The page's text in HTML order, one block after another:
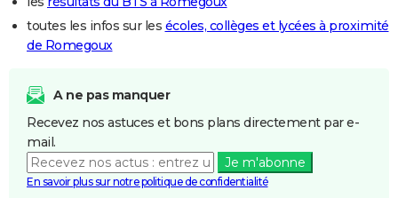
toutes les infos sur les écoles, collèges et lycées à proximité
de Romegoux
A ne pas manquer
Recevez nos astuces et bons plans directement par e-
mail.
Je m'abonne
En savoir plus sur notre politique de confidentialité